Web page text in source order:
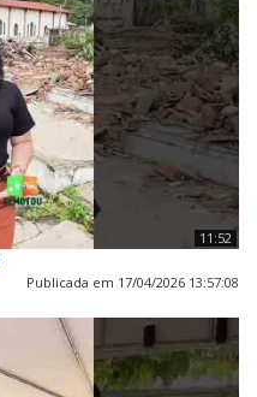
11:52
Publicada em 17/04/2026 13:57:08